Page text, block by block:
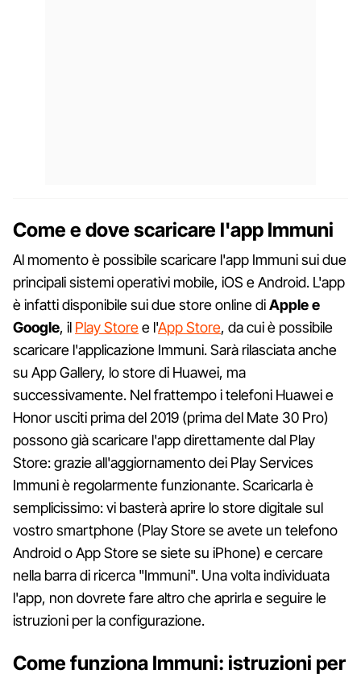
Come e dove scaricare l'app Immuni
Al momento è possibile scaricare l'app Immuni sui due
principali sistemi operativi mobile, iOS e Android. L'app
è infatti disponibile sui due store online diApple e
Google, il Play Storee l'App Store, da cui è possibile
scaricare l'applicazione Immuni. Sarà rilasciata anche
su App Gallery, lo store di Huawei, ma
successivamente. Nel frattempo i telefoni Huawei e
Honor usciti prima del 2019 (prima del Mate 30 Pro)
possono già scaricare l'app direttamente dal Play
Store: grazie all'aggiornamento dei Play Services
Immuni è regolarmente funzionante. Scaricarla è
semplicissimo: vi basterà aprire lo store digitale sul
vostro smartphone (Play Store se avete un telefono
Android o App Store se siete su iPhone) e cercare
nella barra di ricerca "Immuni". Una volta individuata
l'app, non dovrete fare altro che aprirla e seguire le
istruzioni per la configurazione.
Come funziona Immuni: istruzioni per